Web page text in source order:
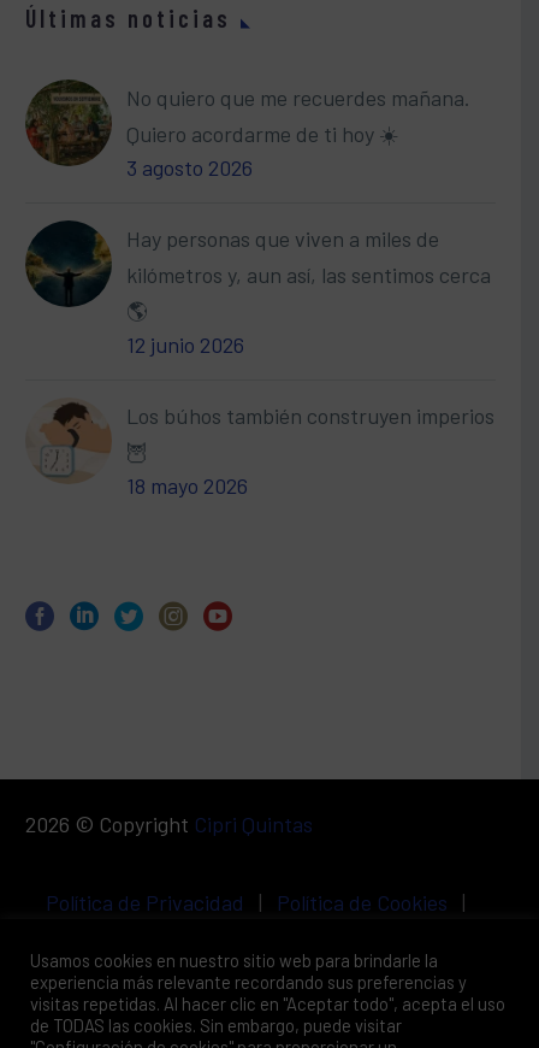
Últimas noticias
No quiero que me recuerdes mañana.
Quiero acordarme de ti hoy ☀️
3 agosto 2026
Hay personas que viven a miles de
kilómetros y, aun así, las sentimos cerca
🌎
12 junio 2026
Los búhos también construyen imperios
🦉
18 mayo 2026
2026 © Copyright Cipri Quintas
Política de Privacidad | Política de Cookies |
Usamos cookies en nuestro sitio web para brindarle la
experiencia más relevante recordando sus preferencias y
visitas repetidas. Al hacer clic en "Aceptar todo", acepta el uso
de TODAS las cookies. Sin embargo, puede visitar